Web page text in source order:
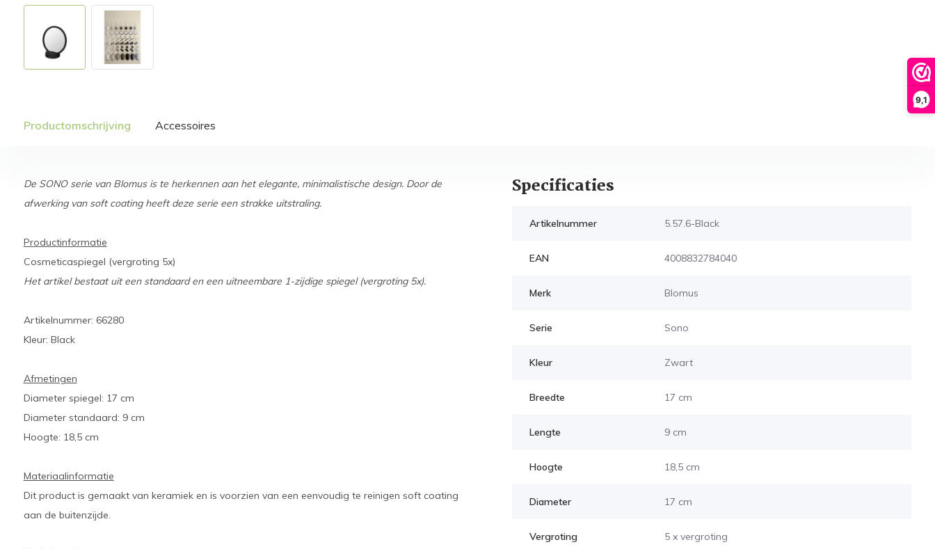
9,1
Productomschrijving Accessoires
De SONO serie van Blomus is te herkennen aan het elegante, minimalistische design. Door de
afwerking van soft coating heeft deze serie een strakke uitstraling.
Productinformatie
Cosmeticaspiegel (vergroting 5x)
Het artikel bestaat uit een standaard en een uitneembare 1-zijdige spiegel (vergroting 5x).
Artikelnummer: 66280
Kleur: Black
Afmetingen
Diameter spiegel: 17 cm
Diameter standaard: 9 cm
Hoogte: 18,5 cm
Materiaalinformatie
Dit product is gemaakt van keramiek en is voorzien van een eenvoudig te reinigen soft coating
aan de buitenzijde.
Specificaties
Artikelnummer 5.57.6-Black
EAN 4008832784040
Merk Blomus
Serie Sono
Kleur Zwart
Breedte 17 cm
Lengte 9 cm
Hoogte 18,5 cm
Diameter 17 cm
Vergroting 5 x vergroting